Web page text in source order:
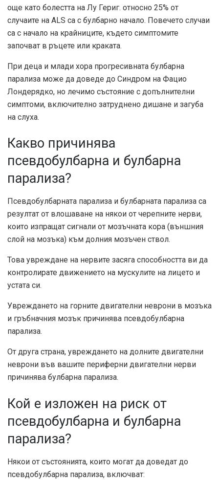
още като болестта на Лу Гериг. относно 25% от
случаите на ALS са с булбарно начало. Повечето случаи
са с начало на крайниците, където симптомите
започват в ръцете или краката.
При деца и млади хора прогресивната булбарна
парализа може да доведе до Синдром на Фацио
Лондерядко, но лечимо състояние с допълнителни
симптоми, включително затруднено дишане и загуба
на слуха.
Какво причинява
псевдобулбарна и булбарна
парализа?
Псевдобулбарната парализа и булбарната парализа са
резултат от влошаване на някои от черепните нерви,
които изпращат сигнали от мозъчната кора (външния
слой на мозъка) към долния мозъчен ствол.
Това увреждане на нервите засяга способността ви да
контролирате движението на мускулите на лицето и
устата си.
Увреждането на горните двигателни неврони в мозъка
и гръбначния мозък причинява псевдобулбарна
парализа.
От друга страна, увреждането на долните двигателни
неврони във вашите периферни двигателни нерви
причинява булбарна парализа.
Кой е изложен на риск от
псевдобулбарна и булбарна
парализа?
Някои от състоянията, които могат да доведат до
псевдобулбарна парализа, включват: